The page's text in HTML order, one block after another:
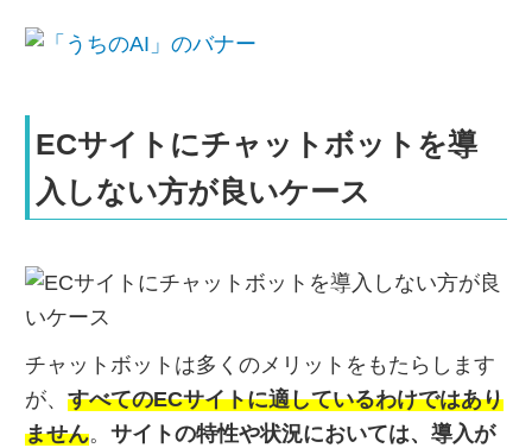
ECサイトにチャットボットを導
入しない方が良いケース
チャットボットは多くのメリットをもたらします
が、 すべてのECサイトに適しているわけではあり
ません。 サイトの特性や状況においては、導入が